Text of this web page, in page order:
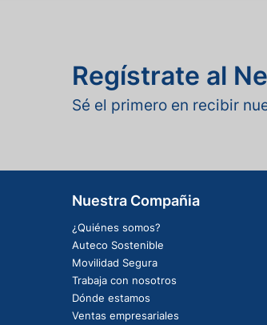
Regístrate al
Sé el primero en recibir
Nuestra Compañia
¿Quiénes somos?
Auteco Sostenible
Movilidad Segura
Trabaja con nosotros
Dónde estamos
Ventas empresariales